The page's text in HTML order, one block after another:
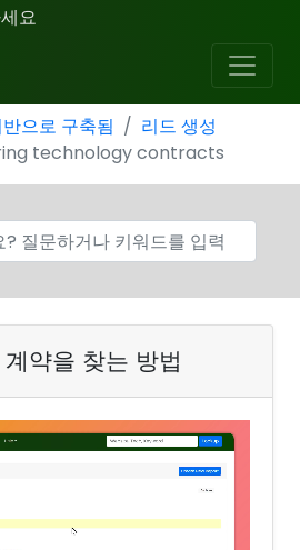
요
으로 구축됨
리드 생성
technology contracts
약을 찾는 방법